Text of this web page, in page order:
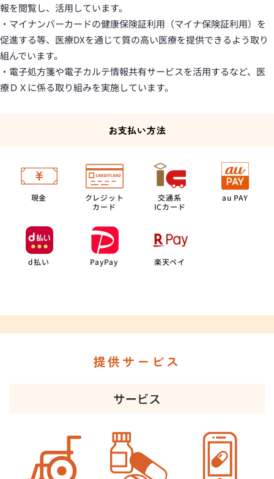
報を閲覧し、活用しています。
・マイナンバーカードの健康保険証利用（マイナ保険証利用）を
促進する等、医療DXを通じて質の高い医療を提供できるよう取り
組んでいます。
・電子処方箋や電子カルテ情報共有サービスを活用するなど、医
療ＤＸに係る取り組みを実施しています。
お支払い方法
現金
クレジット
カード
交通系
ICカード
au PAY
d払い PayPay 楽天ペイ
提供サービス